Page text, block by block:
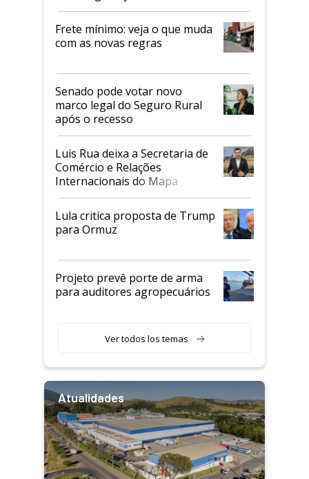
Frete mínimo: veja o que muda
com as novas regras
Senado pode votar novo
marco legal do Seguro Rural
após o recesso
Luis Rua deixa a Secretaria de
Comércio e Relações
Internacionais do Mapa
Lula critica proposta de Trump
para Ormuz
Projeto prevê porte de arma
para auditores agropecuários
Ver todos los temas
Atualidades